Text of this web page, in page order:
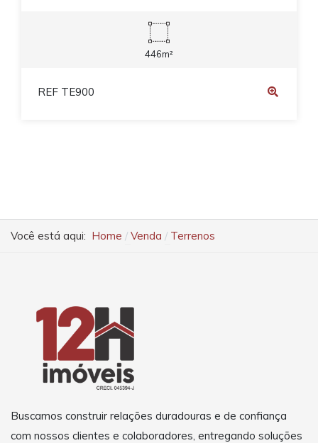
446m²
REF TE900
Você está aqui: Home Venda Terrenos
Buscamos construir relações duradouras e de confiança
com nossos clientes e colaboradores, entregando soluções